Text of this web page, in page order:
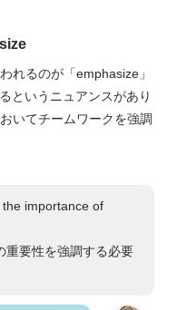
れるのが「emphasize」
というニュアンスがあり
いてチームワークを強調
importance of
重要性を強調する必要